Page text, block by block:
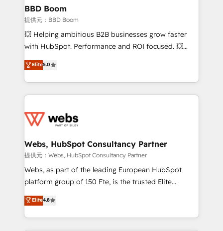
Custom APIs and third-party integrations 📈 End-to-
End Revenue Acceleration • Lifecycle marketing and
pipeline growth programs • Sales enablement tools
and CRM optimization • Retention strategies with
Execution • 750+ onboardings and 2,000+
implementations • Deep expertise across marketing,
BBD Boom
提供元：BBD Boom
💥 Helping ambitious B2B businesses grow faster
with HubSpot. Performance and ROI focused. 💥
BBD Boom is the HubSpot partner that can help you
to HubSpot Better. We work with your teams to
solve all your HubSpot challenges and improve user
adoption, sales process and marketing results.
the first time 🔧 Designing and optimising your
and build using HubSpot 🔌 Integrating HubSpot
with other systems 🎓 Training your teams to be
HubSpot pros 📊 Lead generation services using
HubSpot Why us? - SIX HubSpot Accreditations -
CRM, Solutions Architecture, Onboarding , Data
Migration, Custom Integration & Platform
Elite5.0
Webs, HubSpot Consultancy Partner
提供元：Webs, HubSpot Consultancy Partner
Webs, as part of the leading European HubSpot
platform group of 150 Fte, is the trusted Elite
HubSpot CRM Partner offering you a roadmap on
maximizing EBITDA and achieving Commercial
Excellence. With our targeted processes, we
Elite4.8